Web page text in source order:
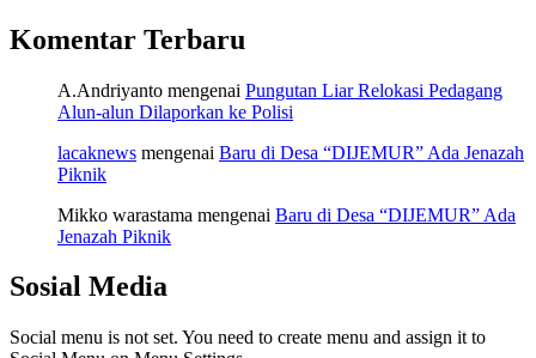
Komentar Terbaru
A.Andriyanto mengenai Pungutan Liar Relokasi Pedagang
Alun-alun Dilaporkan ke Polisi
lacaknews mengenai Baru di Desa “DIJEMUR” Ada Jenazah
Piknik
Mikko warastama mengenai Baru di Desa “DIJEMUR” Ada
Jenazah Piknik
Sosial Media
Social menu is not set. You need to create menu and assign it to